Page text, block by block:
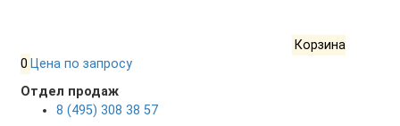
Корзина
0 Цена по запросу
Отдел продаж
8 (495) 308 38 57